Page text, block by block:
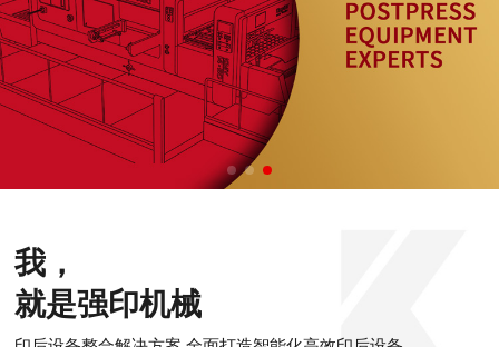
我，
就是强印机械